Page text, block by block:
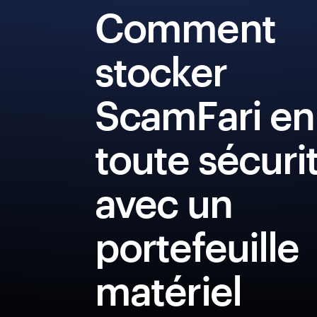
Comment
stocker
ScamFari en
toute
avec un
portefeuille
matériel